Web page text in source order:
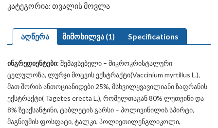
კატეგორია: თვალის მოვლა
აღწერა მიმოხილვა (1) Specifications
ინგრედიენტები: შემავსებელი – მიკროკრისტალური
ცელულოზა, ლურჯი მოცვის ექსტრაქტი(Vaccinium myrtillus L.),
მათ შორის ანთოციანიდები 25%, მსხვილყვავილიანი ზაფრანის
ექსტრაქტი( Tagetes erecta L.), რომელთაგან 80% ლუთეინი და
8% ზეაქსანტინი, ტაბლეტის გარსი – პოლივინილის სპირტი,
მაგნიუმის ფოსფატი, ტალკი, პოლიეთილენგლიკოლი,